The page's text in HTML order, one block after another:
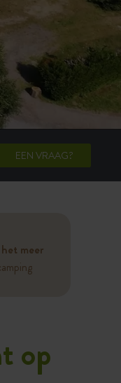
EEN VRAAG?
meer
op